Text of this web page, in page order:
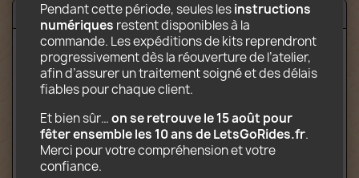
Avis (7)
Contenu électronique téléchargeable
incluant :
Instructions de montage au format PDF
Décors prêts à imprimer au format JPG
Liste des pièces nécessaires à la
construction
Pendant cette période, seules les instructions
numériques restent disponibles à la
commande. Les expéditions de kits reprendront
progressivement dès la réouverture de l’atelier,
afin d’assurer un traitement soigné et des délais
fiables pour chaque client.
Et bien sûr… on se retrouve le 15 août pour
fêter ensemble les 10 ans de LetsGoRides.fr.
Merci pour votre compréhension et votre
confiance.